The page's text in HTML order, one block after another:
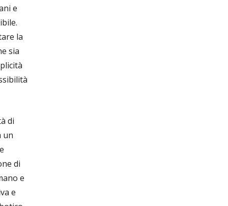
e
la
sia
di
un
di
e
e